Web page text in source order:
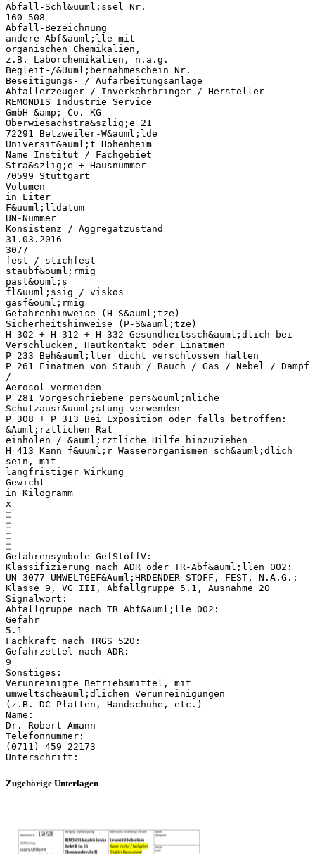
Abfall-Schl&uuml;ssel Nr.
160 508
Abfall-Bezeichnung
andere Abf&auml;lle mit
organischen Chemikalien,
z.B. Laborchemikalien, n.a.g.
Begleit-/&Uuml;bernahmeschein Nr.
Beseitigungs- / Aufarbeitungsanlage
Abfallerzeuger / Inverkehrbringer / Hersteller
REMONDIS Industrie Service
GmbH &amp; Co. KG
Oberwiesachstra&szlig;e 21
72291 Betzweiler-W&auml;lde
Universit&auml;t Hohenheim
Name Institut / Fachgebiet
Stra&szlig;e + Hausnummer
70599 Stuttgart
Volumen
in Liter
F&uuml;lldatum
UN-Nummer
Konsistenz / Aggregatzustand
31.03.2016
3077
fest / stichfest
staubf&ouml;rmig
past&ouml;s
fl&uuml;ssig / viskos
gasf&ouml;rmig
Gefahrenhinweise (H-S&auml;tze)
Sicherheitshinweise (P-S&auml;tze)
H 302 + H 312 + H 332 Gesundheitssch&auml;dlich bei
Verschlucken, Hautkontakt oder Einatmen
P 233 Beh&auml;lter dicht verschlossen halten
P 261 Einatmen von Staub / Rauch / Gas / Nebel / Dampf
/
Aerosol vermeiden
P 281 Vorgeschriebene pers&ouml;nliche
Schutzausr&uuml;stung verwenden
P 308 + P 313 Bei Exposition oder falls betroffen:
&Auml;rztlichen Rat
einholen / &auml;rztliche Hilfe hinzuziehen
H 413 Kann f&uuml;r Wasserorganismen sch&auml;dlich
sein, mit
langfristiger Wirkung
Gewicht
in Kilogramm
x
□
□
□
□
Gefahrensymbole GefStoffV:
Klassifizierung nach ADR oder TR-Abf&auml;llen 002:
UN 3077 UMWELTGEF&Auml;HRDENDER STOFF, FEST, N.A.G.;
Klasse 9, VG III, Abfallgruppe 5.1, Ausnahme 20
Signalwort:
Abfallgruppe nach TR Abf&auml;lle 002:
Gefahr
5.1
Fachkraft nach TRGS 520:
Gefahrzettel nach ADR:
9
Sonstiges:
Verunreinigte Betriebsmittel, mit
umweltsch&auml;dlichen Verunreinigungen
(z.B. DC-Platten, Handschuhe, etc.)
Name:
Dr. Robert Amann
Telefonnummer:
(0711) 459 22173
Zugehörige Unterlagen